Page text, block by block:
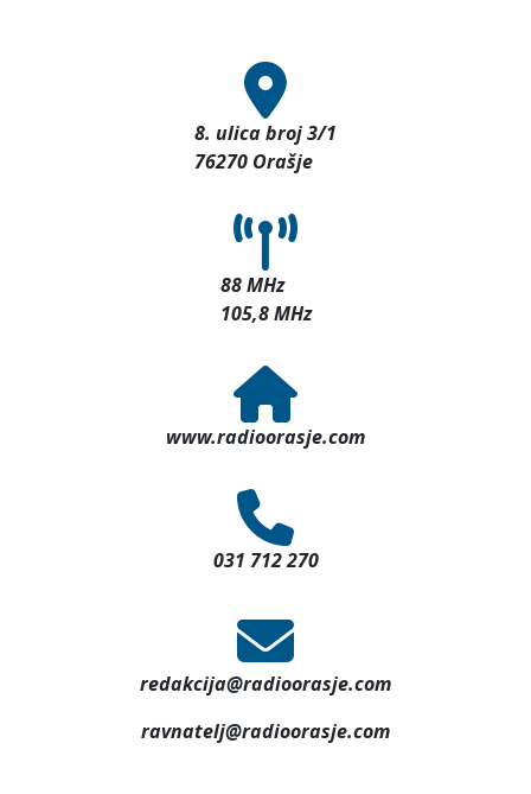
8. ulica broj 3/1
76270 Orašje
88 MHz
105,8 MHz
www.radioorasje.com
031 712 270
redakcija@radioorasje.com
ravnatelj@radioorasje.com